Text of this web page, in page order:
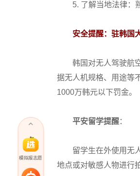
5. ‌了解当地法律‌：熟
安全提醒：驻韩国
韩国对无人驾驶航空
据无人机规格、用途等
1000万韩元以下罚金。
平安留学提醒：
留学生在外使用无人
地点或对敏感人物进行
模拟报志愿